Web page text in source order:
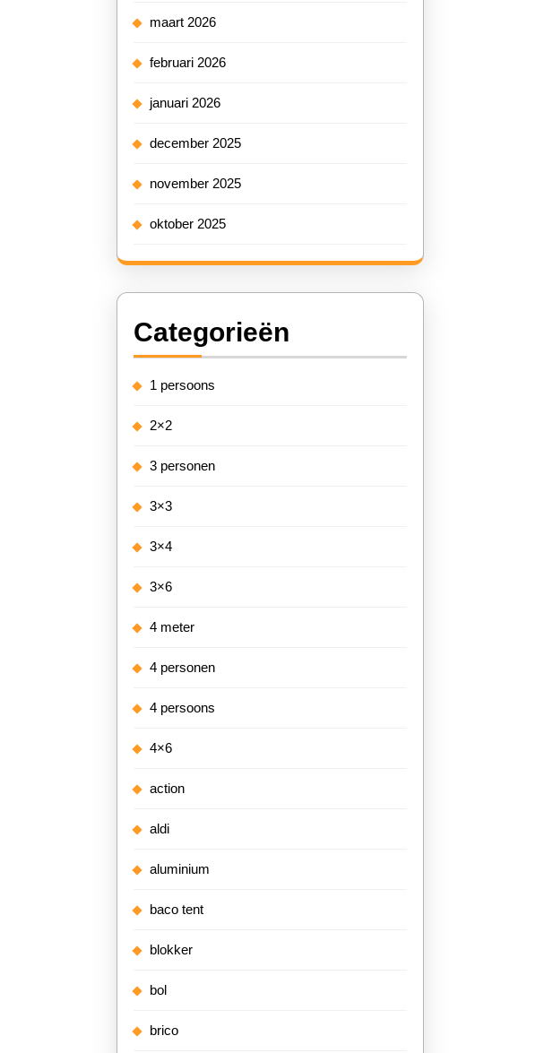
maart 2026
februari 2026
januari 2026
december 2025
november 2025
oktober 2025
Categorieën
1 persoons
2×2
3 personen
3×3
3×4
3×6
4 meter
4 personen
4 persoons
4×6
action
aldi
aluminium
baco tent
blokker
bol
brico